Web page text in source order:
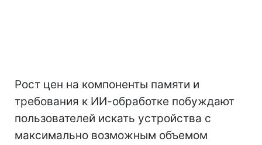
Рост цен на компоненты памяти и
требования к ИИ-обработке побуждают
пользователей искать устройства с
максимально возможным объемом